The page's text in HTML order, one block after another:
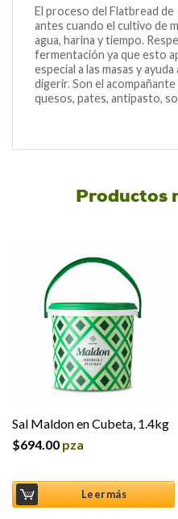
El proceso del Flatbread
antes cuando el cultivo de
agua, harina y tiempo.
fermentación ya que esto
especial a las masas y
digerir. Son el
quesos, pates, antipasto,
Productos
Sal Maldon en Cubeta, 1.4kg
$694.00 pza
Leer más